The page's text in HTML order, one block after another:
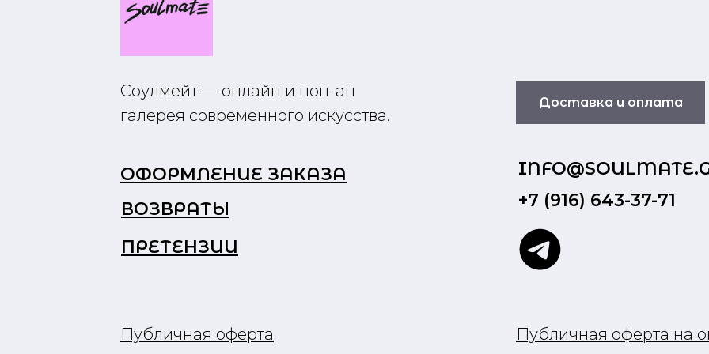
Соулмейт — онлайн и поп-ап
галерея современного искусства.
Доставка и оплата
Публичная оферта на
Публичная оферта
+7 (916) 643-37-71
ОФОРМЛЕНИЕ ЗАКАЗА
ВОЗВРАТЫ
ПРЕТЕНЗИИ